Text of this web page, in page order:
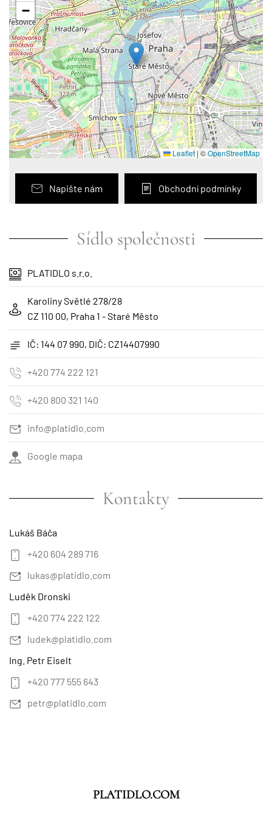
−
Leaflet |©OpenStreetMap
Napište nám Obchodní podmínky
Sídlo společnosti
PLATIDLO s.r.o.
Karoliny Světlé 278/28
CZ 110 00, Praha 1 - Staré Město
IČ: 144 07 990, DIČ: CZ14407990
+420 774 222 121
+420 800 321 140
info@platidlo.com
Google mapa
Kontakty
Lukáš Báča
+420 604 289 716
lukas@platidlo.com
Luděk Dronski
+420 774 222 122
ludek@platidlo.com
Ing. Petr Eiselt
+420 777 555 643
petr@platidlo.com
PLATIDLO.COM